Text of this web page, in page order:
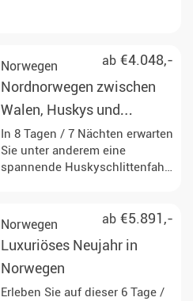
traditionelle sowie einzigartige
Aktivitäten.
ab €4.048,-
Norwegen
Nordnorwegen zwischen
Walen, Huskys und
Nordlicht
In 8 Tagen / 7 Nächten erwarten
Sie unter anderem eine
spannende Huskyschlittenfahrt
Ruhe der arktischen Natur.
ab €5.891,-
Norwegen
Luxuriöses Neujahr in
Norwegen
Erleben Sie auf dieser 6 Tage /